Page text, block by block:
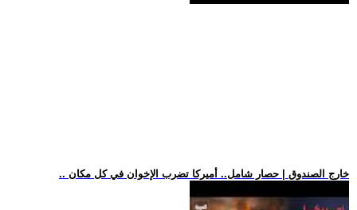
.. خارج الصندوق | حصار شامل.. أميركا تضرب الإخوان في كل مكان